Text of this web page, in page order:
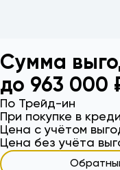
Сумма
до 963 000
По Трейд-ин
При покупке в
Цена с учётом
Цена без учёта